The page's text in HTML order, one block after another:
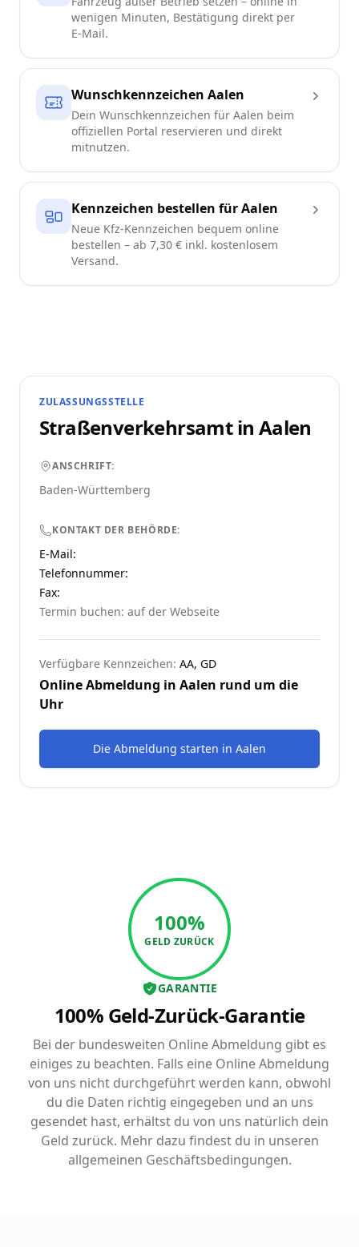
wenigen Minuten, Bestätigung direkt per
E-Mail.
Wunschkennzeichen Aalen
Dein Wunschkennzeichen für Aalen beim
offiziellen Portal reservieren und direkt
mitnutzen.
Kennzeichen bestellen für Aalen
Neue Kfz-Kennzeichen bequem online
bestellen – ab 7,30 € inkl. kostenlosem
Versand.
ZULASSUNGSSTELLE
Straßenverkehrsamt in Aalen
ANSCHRIFT:
Baden-Württemberg
KONTAKT DER BEHÖRDE:
E-Mail:
Telefonnummer:
Fax:
Termin buchen: auf der Webseite
Verfügbare Kennzeichen: AA, GD
Online Abmeldung in Aalen rund um die
Uhr
Die Abmeldung starten in Aalen
100%
GELD ZURÜCK
GARANTIE
100% Geld-Zurück-Garantie
Bei der bundesweiten Online Abmeldung gibt es
einiges zu beachten. Falls eine Online Abmeldung
von uns nicht durchgeführt werden kann, obwohl
du die Daten richtig eingegeben und an uns
gesendet hast, erhältst du von uns natürlich dein
Geld zurück. Mehr dazu findest du in unseren
allgemeinen Geschäftsbedingungen.